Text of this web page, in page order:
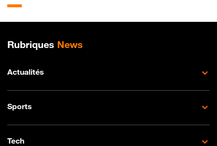
Plan de site
Rubriques News
Actualités
Sports
Tech